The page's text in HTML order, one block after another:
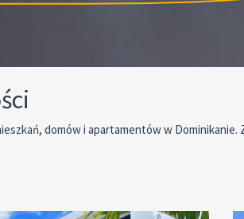
domów i apartamentów w Dominikanie.